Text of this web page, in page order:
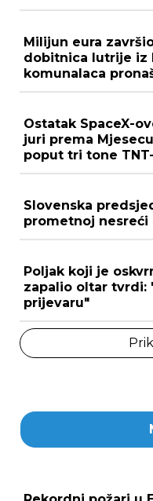
Milijun eura
dobitnica lutrije iz
komunalaca
Ostatak SpaceX-
juri prema
poput tri tone
Slovenska
prometnoj nesreći
Poljak koji je
zapalio oltar tvrdi:
prijevaru"